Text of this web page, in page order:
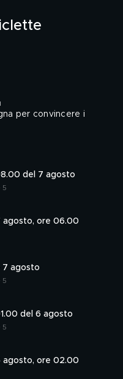
per convincere i
del 7 agosto
5
agosto, ore 06.00
7 agosto
5
del 6 agosto
5
agosto, ore 02.00